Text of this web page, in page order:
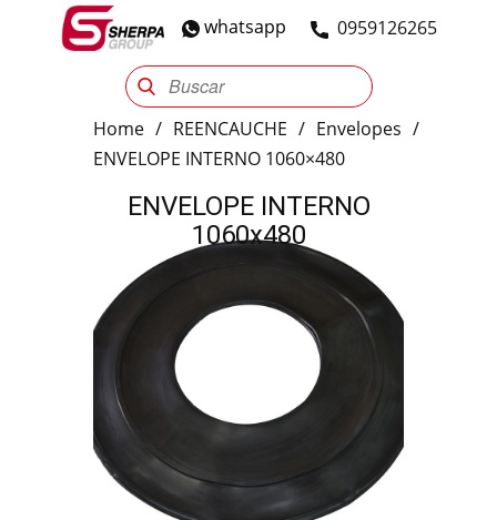
​0959126265
whatsapp
Sherpa Group Reencauche Automotriz
Home / REENCAUCHE / Envelopes /
ENVELOPE INTERNO 1060×480
ENVELOPE INTERNO
1060x480